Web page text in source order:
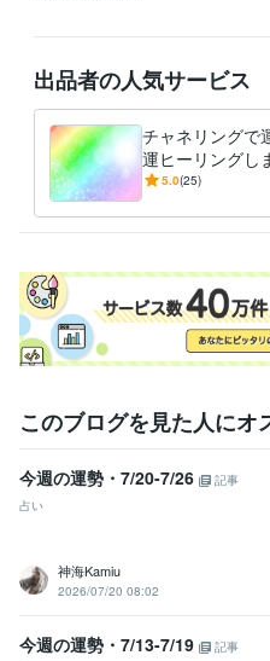
出品者の人気サービス
チャネリングで
運ヒーリングし
金運♪仕事運♪
5.0(25)
このブログを見た人にオ
今週の運勢・7/20-7/26
記事
占い
神海Kamiu
2026/07/20 08:02
今週の運勢・7/13-7/19
記事